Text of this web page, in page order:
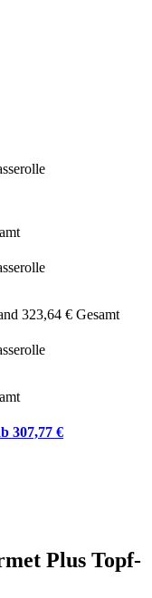
323,64 € Gesamt
307,77 €
Plus Topf-